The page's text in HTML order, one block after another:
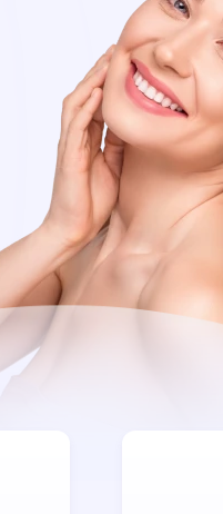
Ін’єкції ботоксу
Збільшення та
Лікування